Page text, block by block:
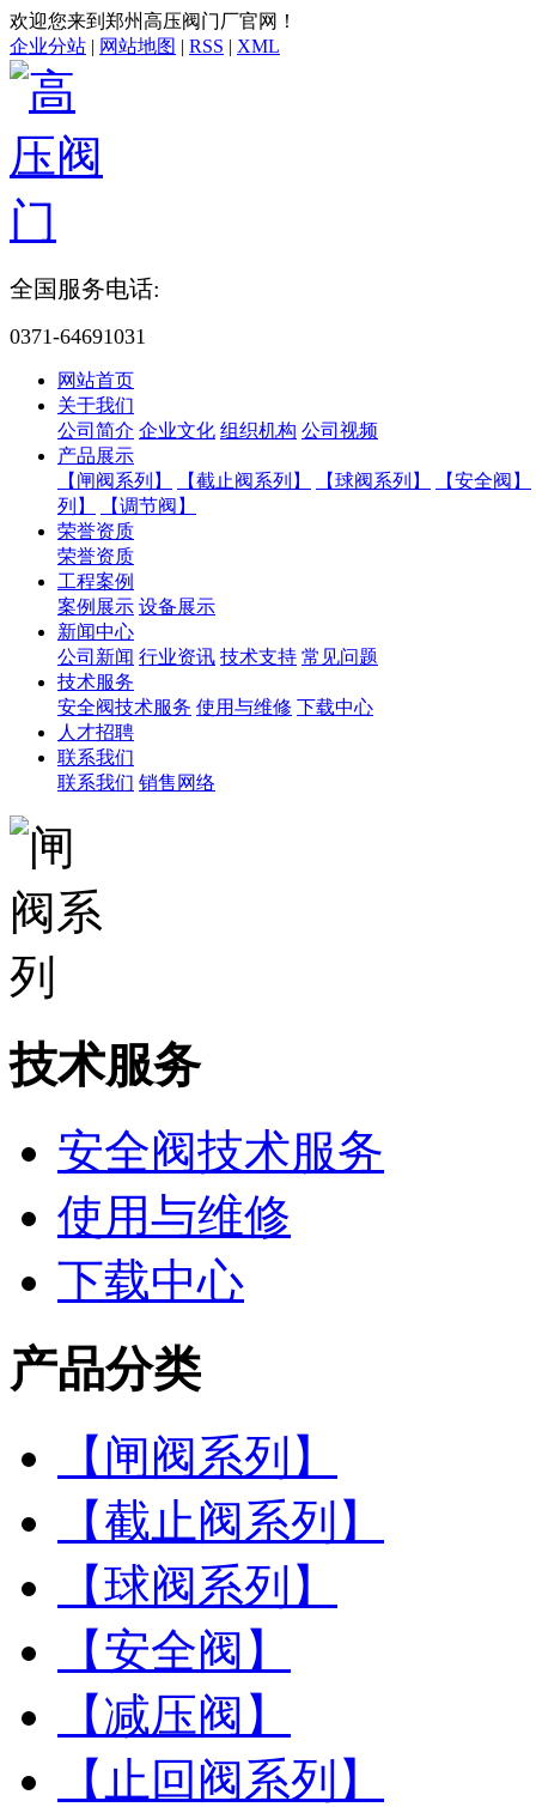
欢迎您来到郑州高压阀门厂官网！
企业分站 | 网站地图 | RSS | XML
全国服务电话:
0371-64691031
网站首页
关于我们
公司简介 企业文化 组织机构 公司视频
产品展示
【闸阀系列】
【截止阀系列】 【球阀系列】
【安全阀】
列】
【调节阀】
荣誉资质
荣誉资质
工程案例
案例展示 设备展示
新闻中心
公司新闻 行业资讯 技术支持 常见问题
技术服务
安全阀技术服务 使用与维修 下载中心
人才招聘
联系我们
联系我们 销售网络
技术服务
安全阀技术服务
使用与维修
下载中心
产品分类
【闸阀系列】
【截止阀系列】
【球阀系列】
【安全阀】
【减压阀】
【止回阀系列】